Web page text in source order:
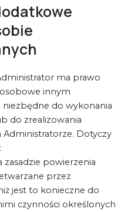
ma prawo
innym
do wykonania
do zrealizowania
Dotyczy
powierzenia
przez
jest to konieczne do
czynności określonych